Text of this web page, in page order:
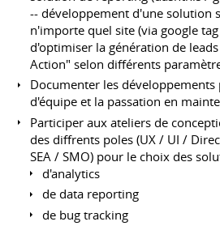
-- développement d'une solution
n'importe quel site (via google
d'optimiser la génération de
Action" selon différents
Documenter les
d'équipe et la passation en
Participer aux ateliers de
des diffrents poles (UX / UI /
SEA / SMO) pour le choix des
d'analytics
de data reporting
de bug tracking